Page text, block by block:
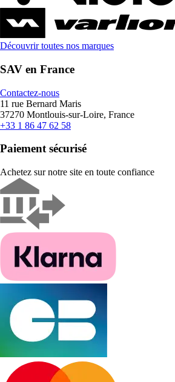
Découvrir toutes nos marques
SAV en France
Contactez-nous
11 rue Bernard Maris
37270 Montlouis-sur-Loire, France
+33 1 86 47 62 58
Paiement sécurisé
Achetez sur notre site en toute confiance